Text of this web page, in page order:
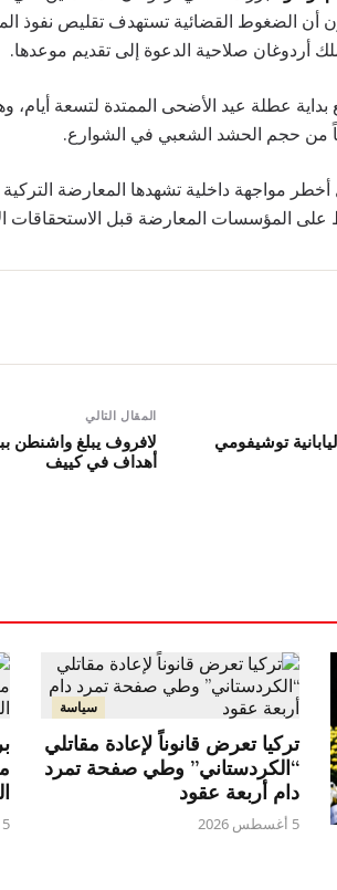
أن الضغوط القضائية تستهدف تقليص نفوذ
عطلة عيد الأضحى الممتدة لتسعة أيام،
من حجم الحشد الشعبي في الشوارع.
أخطر مواجهة داخلية تشهدها المعارضة
المؤسسات المعارضة قبل الاستحقاقات
«7-إليفن» اليابانية توشيفومي
المقال التالي
لافروف يبلغ واشنطن
أهداف في كييف
سياسة
تركيا تعرض قانوناً لإعادة مقاتلي
“الكردستاني” وطي صفحة تمرد
دام أربعة عقود
5 أغسطس 2026 5 أغسطس 2026